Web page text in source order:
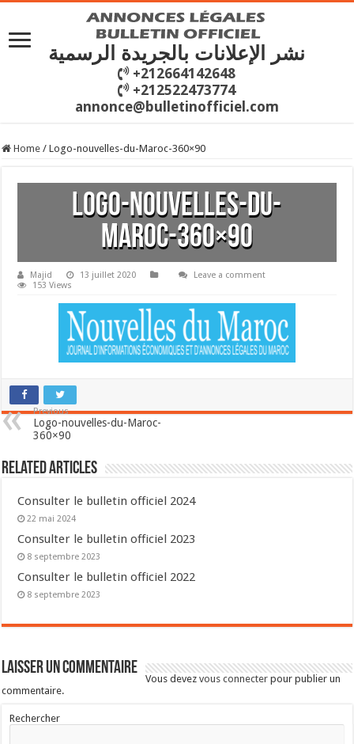
نشر الإعلانات بالجريدة الرسمية
+212664142648
+212522473774
annonce@bulletinofficiel.com
Home / Logo-nouvelles-du-Maroc-360×90
Logo-nouvelles-du-
Maroc-360×90
Majid 13 juillet 2020
Leave a comment
153 Views
Previous
Logo-nouvelles-du-Maroc-
360×90
Related Articles
Consulter le bulletin officiel 2024
22 mai 2024
Consulter le bulletin officiel 2023
8 septembre 2023
Consulter le bulletin officiel 2022
8 septembre 2023
Laisser un commentaire
Vous devezvous connecter pour publier un
commentaire.
Rechercher